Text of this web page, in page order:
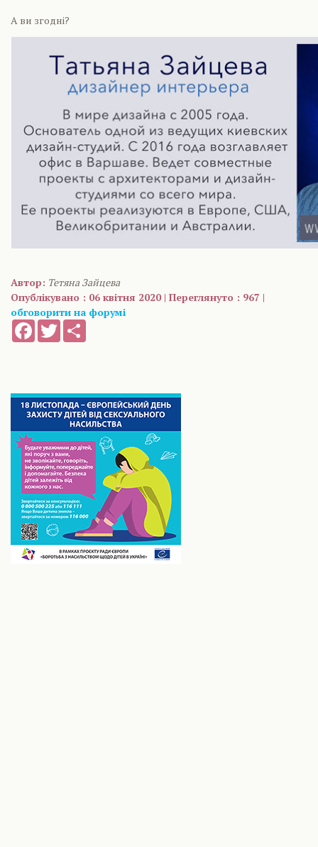
А ви згодні?
Автор: Тетяна Зайцева
Опублікувано : 06 квітня 2020 | Переглянуто : 967 |
обговорити на форумі
FacebookTwitter